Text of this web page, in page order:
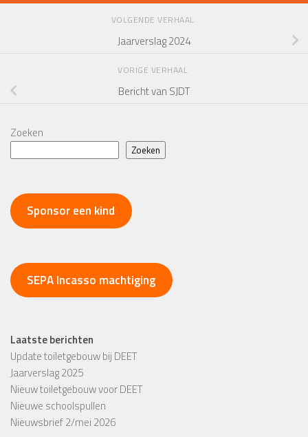
VOLGENDE VERHAAL
Jaarverslag 2024
VORIGE VERHAAL
Bericht van SJDT
Zoeken
Zoeken
Sponsor een kind
SEPA Incasso machtiging
Laatste berichten
Update toiletgebouw bij DEET
Jaarverslag 2025
Nieuw toiletgebouw voor DEET
Nieuwe schoolspullen
Nieuwsbrief 2/mei 2026